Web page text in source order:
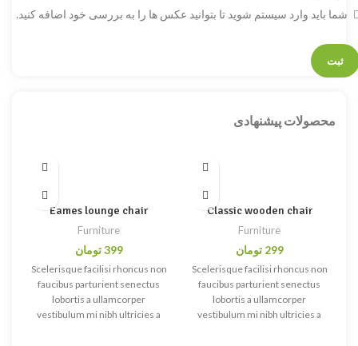
شما باید وارد سیستم شوید تا بتوانید عکس ها را به بررسی خود اضافه کنید.
محصولات پیشنهادی
Classic wooden chair
Furniture
299 تومان
Scelerisque facilisi rhoncus non
faucibus parturient senectus
lobortis a ullamcorper
vestibulum mi nibh ultricies a
Eames lounge chair
Furniture
399 تومان
Scelerisque facilisi rhoncus non
faucibus parturient senectus
lobortis a ullamcorper
vestibulum mi nibh ultricies a